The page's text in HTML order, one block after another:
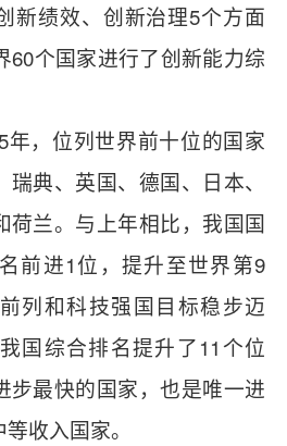
新绩效、创新治理5个方面
60个国家进行了创新能力综
，位列世界前十位的国家
典、英国、德国、日本、
荷兰。与上年相比，我国国
前进1位，提升至世界第9
列和科技强国目标稳步迈
国综合排名提升了11个位
步最快的国家，也是唯一进
收入国家。